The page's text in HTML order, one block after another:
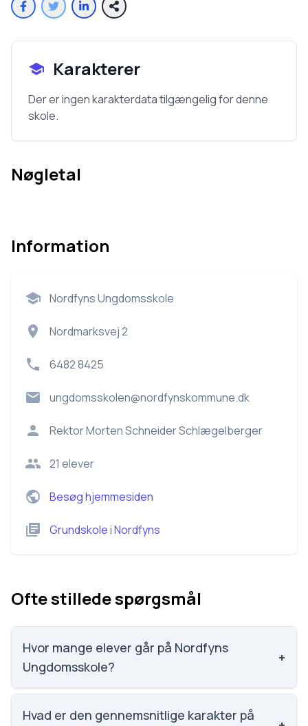
Karakterer
Der er ingen karakterdata tilgængelig for denne
skole.
Nøgletal
Information
Nordfyns Ungdomsskole
Nordmarksvej 2
6482 8425
ungdomsskolen@nordfynskommune.dk
RektorMorten Schneider Schlægelberger
21 elever
Besøg hjemmesiden
GrundskoleiNordfyns
Ofte stillede spørgsmål
Hvor mange elever går på Nordfyns
Ungdomsskole?
+
Nordfyns Ungdomsskole har 21 elever, hvilket gør
den til nummer 2443 ud af 3143 skoler.
Hvad er den gennemsnitlige karakter på